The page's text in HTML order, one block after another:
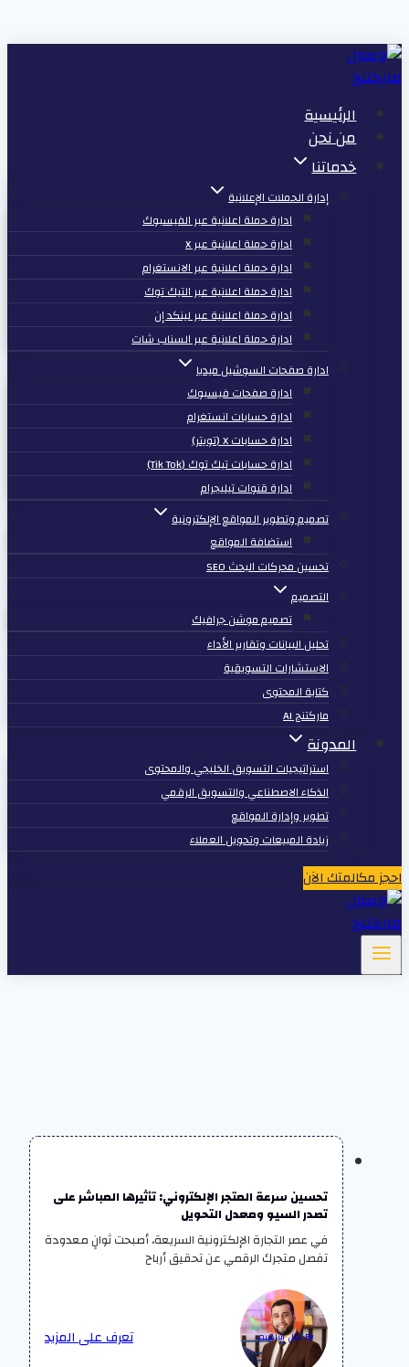
التجاوز
إلى
الرئيسية
من نحن
خدماتنا
إدارة الحملات الإعلانية
ادارة حملة اعلانية عبر الفيسبوك
ادارة حملة اعلانية عبر X
ادارة حملة اعلانية عبر الانستغرام
ادارة حملة اعلانية عبر التيك توك
ادارة حملة اعلانية عبر لينكد إن
ادارة حملة اعلانية عبر السناب شات
ادارة صفحات السوشيل ميديا
ادارة صفحات فيسبوك
ادارة حسابات انستغرام
ادارة حسابات X (تويتر)
ادارة حسابات تيك توك (Tik Tok)
ادارة قنوات تيليجرام
تصميم وتطوير المواقع الإلكترونية
استضافة المواقع
تحسين محركات البحث SEO
التصميم
تصميم موشن جرافيك
تحليل البيانات وتقارير الأداء
الاستشارات التسويقية
كتابة المحتوى
ماركتنج AI
المدونة
استراتيجيات التسويق الخليجي والمحتوى
الذكاء الاصطناعي والتسويق الرقمي
تطوير وإدارة المواقع
زيادة المبيعات وتحويل العملاء
احجز مكالمتك الآن
تحسين سرعة المتجر الإلكتروني: تأثيرها المباشر على
تصدر السيو ومعدل التحويل
في عصر التجارة الإلكترونية السريعة، أصبحت ثوانٍ معدودة
تفصل متجرك الرقمي عن تحقيق أرباح
By بلال إبراهيم تعرف على المزيد